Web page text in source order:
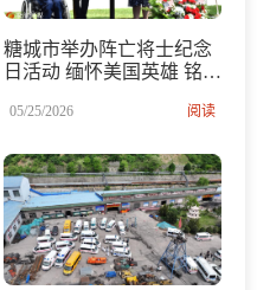
糖城市举办阵亡将士纪念
日活动 缅怀美国英雄 铭记
神与社区团结
05/25/2026 阅读